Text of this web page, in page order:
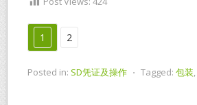
1 2
Posted in: SD凭证及操作 ⋅ Tagged: 包装